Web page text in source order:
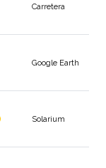
Carretera
Google Earth
Solarium